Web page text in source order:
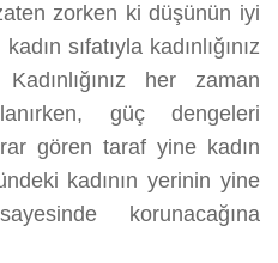
zorken ki düşünün iyi
sıfatıyla kadınlığınız
her zaman
güç dengeleri
gören taraf yine kadın
kadının yerinin yine
korunacağına